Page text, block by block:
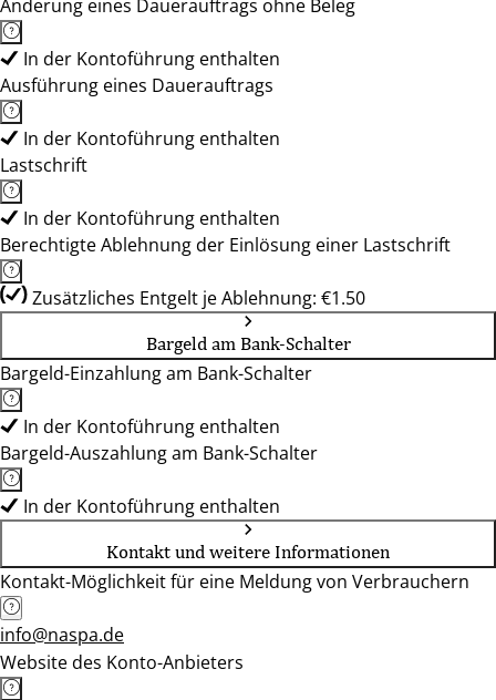
Änderung eines Dauerauftrags ohne Beleg
In der Kontoführung enthalten
Ausführung eines Dauerauftrags
In der Kontoführung enthalten
Lastschrift
In der Kontoführung enthalten
Berechtigte Ablehnung der Einlösung einer Lastschrift
Zusätzliches Entgelt je Ablehnung: €1.50
Bargeld am Bank-Schalter
Bargeld-Einzahlung am Bank-Schalter
In der Kontoführung enthalten
Bargeld-Auszahlung am Bank-Schalter
In der Kontoführung enthalten
Kontakt und weitere Informationen
Kontakt-Möglichkeit für eine Meldung von Verbrauchern
info@naspa.de
Website des Konto-Anbieters